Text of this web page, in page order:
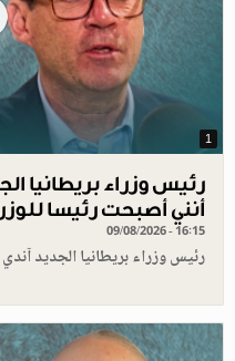
1
رئيس وزراء بريطانيا
أنني أصبحت رئيسا
09/08/2026 - 16:15
رئيس وزراء بريطانيا الجديد